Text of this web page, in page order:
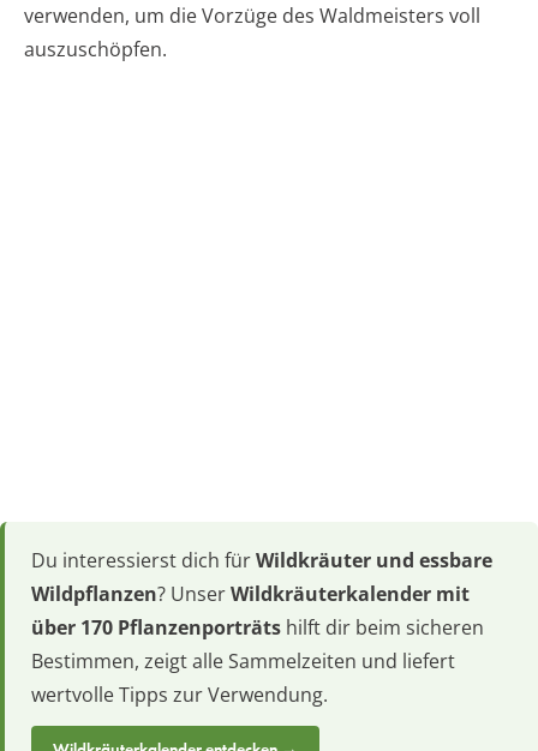
verwenden, um die Vorzüge des Waldmeisters voll
auszuschöpfen.
Du interessierst dich fürWildkräuter und essbare
Wildpflanzen? UnserWildkräuterkalender mit
über 170 Pflanzenporträts hilft dir beim sicheren
Bestimmen, zeigt alle Sammelzeiten und liefert
wertvolle Tipps zur Verwendung.